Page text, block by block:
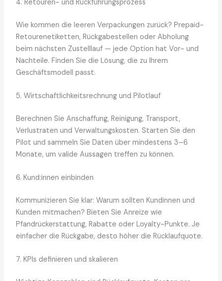
4. Retouren- und Rückführungsprozess
Wie kommen die leeren Verpackungen zurück? Prepaid-
Retourenetiketten, Rückgabestellen oder Abholung
beim nächsten Zustelllauf — jede Option hat Vor- und
Nachteile. Finden Sie die Lösung, die zu Ihrem
Geschäftsmodell passt.
5. Wirtschaftlichkeitsrechnung und Pilotlauf
Berechnen Sie Anschaffung, Reinigung, Transport,
Verlustraten und Verwaltungskosten. Starten Sie den
Pilot und sammeln Sie Daten über mindestens 3–6
Monate, um valide Aussagen treffen zu können.
6. Kund:innen einbinden
Kommunizieren Sie klar: Warum sollten Kundinnen und
Kunden mitmachen? Bieten Sie Anreize wie
Pfandrückerstattung, Rabatte oder Loyalty-Punkte. Je
einfacher die Rückgabe, desto höher die Rücklaufquote.
7. KPIs definieren und skalieren